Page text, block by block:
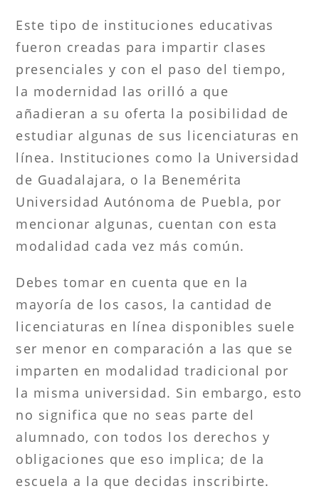
Este tipo de instituciones educativas
fueron creadas para impartir clases
presenciales y con el paso del tiempo,
la modernidad las orilló a que
añadieran a su oferta la posibilidad de
estudiar algunas de sus licenciaturas en
línea. Instituciones como la Universidad
de Guadalajara, o la Benemérita
Universidad Autónoma de Puebla, por
mencionar algunas, cuentan con esta
modalidad cada vez más común.
Debes tomar en cuenta que en la
mayoría de los casos, la cantidad de
licenciaturas en línea disponibles suele
ser menor en comparación a las que se
imparten en modalidad tradicional por
la misma universidad. Sin embargo, esto
no significa que no seas parte del
alumnado, con todos los derechos y
obligaciones que eso implica; de la
escuela a la que decidas inscribirte.